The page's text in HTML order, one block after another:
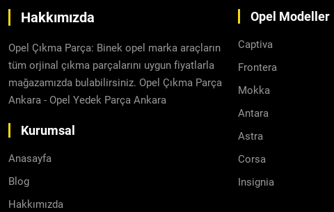
Yakıt Sistemi
Jant - Lastik
Emniyet Kemer ve
Aksesuarları
Hakkımızda
Opel Çıkma Parça: Binek opel marka araçların
tüm orjinal çıkma parçalarını uygun fiyatlarla
mağazamızda bulabilirsiniz. Opel Çıkma Parça
Ankara - Opel Yedek Parça Ankara
Kurumsal
Anasayfa
Blog
Hakkımızda
Opel Modeller
Captiva
Frontera
Mokka
Antara
Astra
Corsa
Insignia